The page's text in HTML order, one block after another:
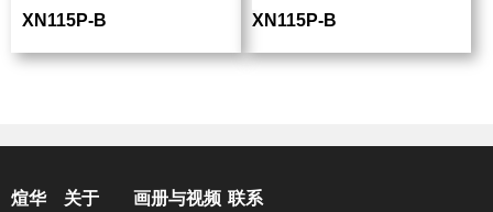
XN115P-B XN115P-B
煊华 关于 画册与视频 联系